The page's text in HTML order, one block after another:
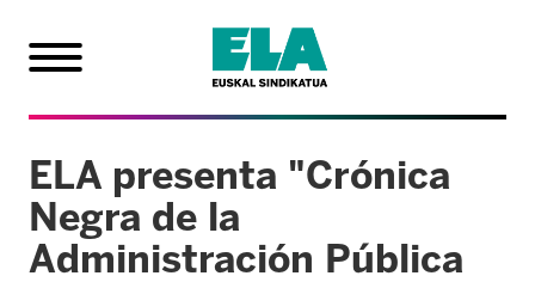
ELA presenta "Crónica
Negra de la
Administración Pública